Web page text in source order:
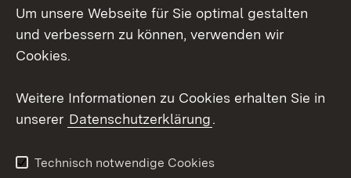
Facebook
Barrierefreiheit
Kontakt
Um unsere Webseite für Sie optimal gestalten
und verbessern zu können, verwenden wir
Cookies.
Weitere Informationen zu Cookies erhalten Sie in
unserer Datenschutzerklärung.
Technisch notwendige Cookies